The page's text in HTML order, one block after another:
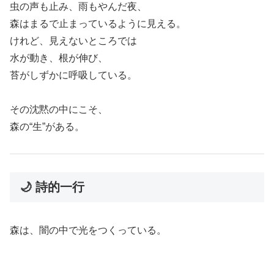
虫の声も止み、雨もやんだ夜、
森はまるで止まっているように見える。
けれど、見えないところでは
水が動き、根が伸び、
苔がしずかに呼吸している。
その沈黙の中にこそ、
森の“生”がある。
🌙 詩的一行
森は、闇の中で光をつくっている。